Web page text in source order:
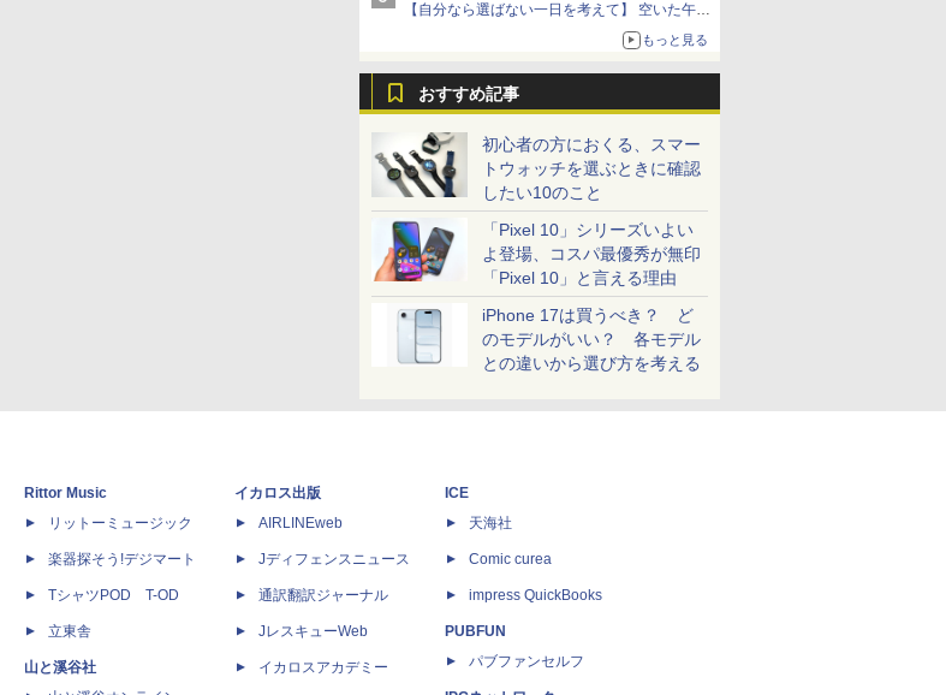
【自分なら選ばない一日を考えて】 空いた午後
をチャッピーに捧げたら、思わぬ絶景に出会っ
もっと見る
おすすめ記事
初心者の方におくる、スマー
トウォッチを選ぶときに確認
したい10のこと
「Pixel 10」シリーズいよい
よ登場、コスパ最優秀が無印
「Pixel 10」と言える理由
iPhone 17は買うべき？ ど
のモデルがいい？ 各モデル
との違いから選び方を考える
Rittor Music
リットーミュージック
楽器探そう!デジマート
TシャツPOD T-OD
立東舎
山と溪谷社
イカロス出版
AIRLINEweb
Jディフェンスニュース
通訳翻訳ジャーナル
JレスキューWeb
イカロスアカデミー
ICE
天海社
Comic curea
impress QuickBooks
PUBFUN
パブファンセルフ